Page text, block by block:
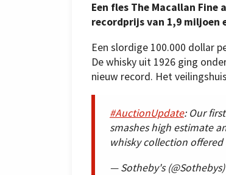
Een fles The Macallan Fine
recordprijs van 1,9 miljoen
Een slordige 100.000 dollar
De whisky uit 1926 ging
nieuw record. Het
#AuctionUpdate: Our
smashes high estimate
whisky collection
— Sotheby's (@Sothebys)